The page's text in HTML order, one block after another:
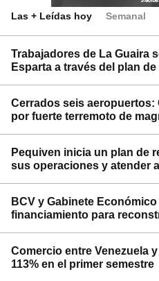
Las + Leídas hoy Semanal
Trabajadores de La Guaira
Esparta a través del plan
Cerrados seis aeropuertos:
por fuerte terremoto de
Pequiven inicia un plan de
sus operaciones y atender
BCV y Gabinete
financiamiento para
Comercio entre Venezuela
113% en el primer semestre